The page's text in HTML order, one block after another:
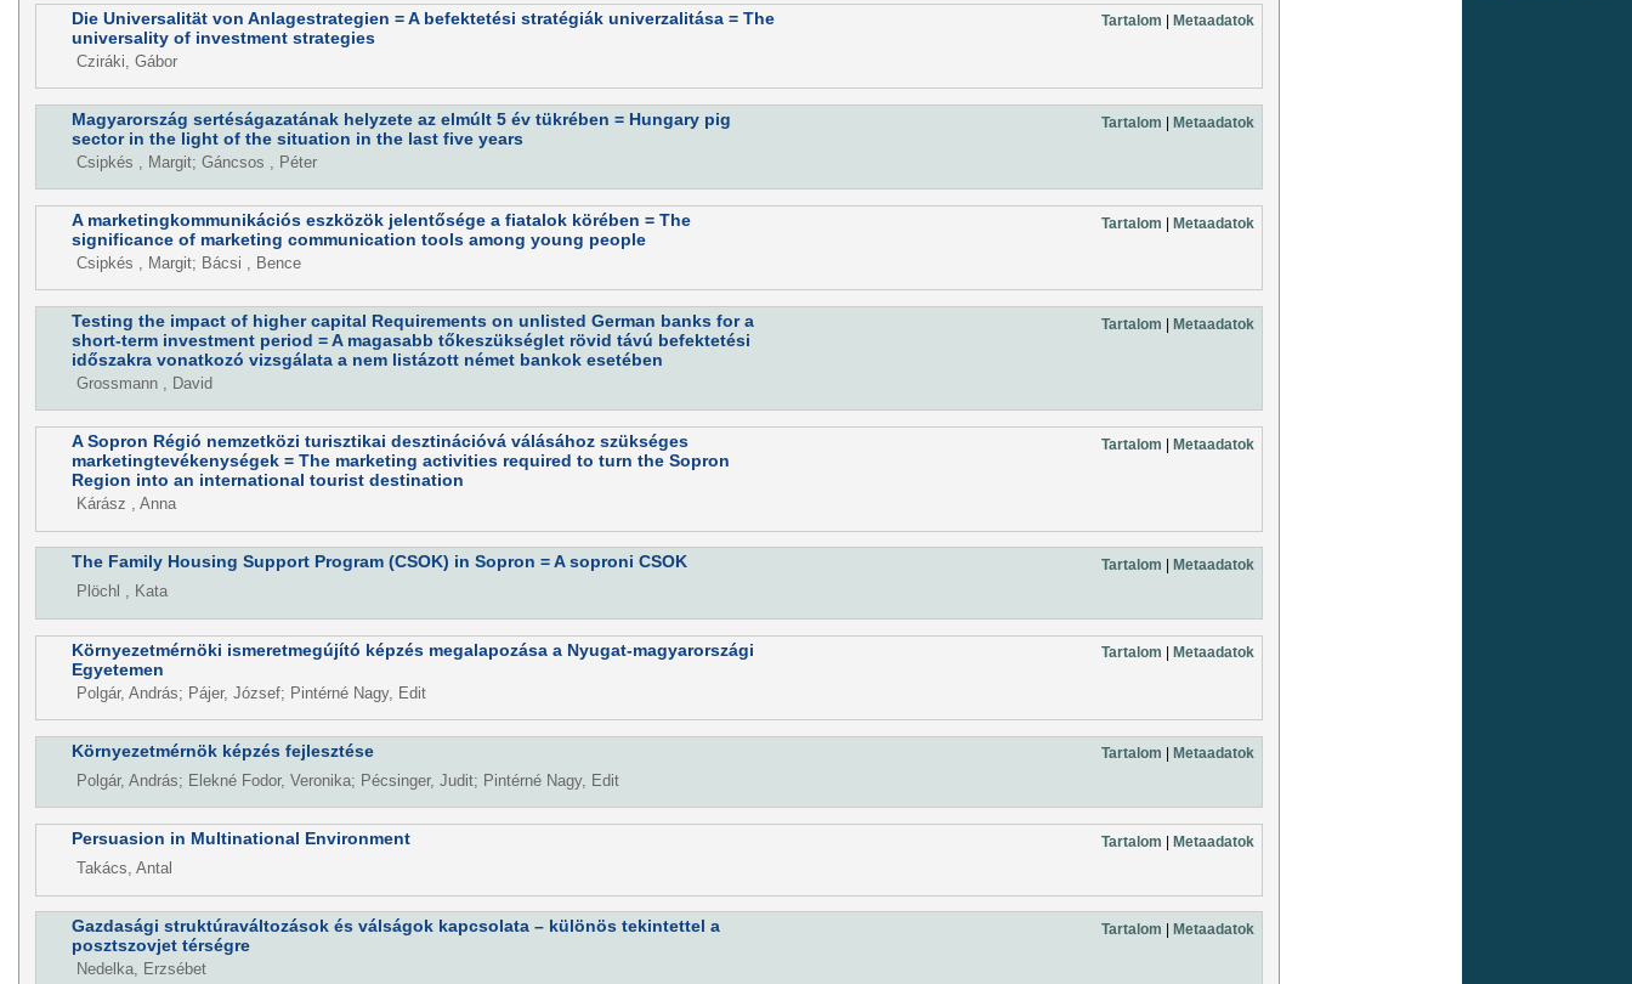
Die Universalität von Anlagestrategien = A befektetési stratégiák univerzalitása = The
universality of investment strategies
Tartalom Metaadatok
Cziráki, Gábor
Magyarország sertéságazatának helyzete az elmúlt 5 év tükrében = Hungary pig
sector in the light of the situation in the last five years
Tartalom | Metaadatok
Csipkés , Margit; Gáncsos , Péter
A marketingkommunikációs eszközök jelentősége a fiatalok körében = The
significance of marketing communication tools among young people
Tartalom | Metaadatok
Csipkés , Margit; Bácsi , Bence
Testing the impact of higher capital Requirements on unlisted German banks for a
short-term investment period = A magasabb tőkeszükséglet rövid távú befektetési
időszakra vonatkozó vizsgálata a nem listázott német bankok esetében
Tartalom | Metaadatok
Grossmann , David
A Sopron Régió nemzetközi turisztikai desztinációvá válásához szükséges
marketingtevékenységek = The marketing activities required to turn the Sopron
Region into an international tourist destination
Tartalom | Metaadatok
Kárász , Anna
The Family Housing Support Program (CSOK) in Sopron = A soproni CSOK Tartalom Metaadatok
Plöchl , Kata
Környezetmérnöki ismeretmegújító képzés megalapozása a Nyugat-magyarországi
Egyetemen
Tartalom Metaadatok
Polgár, András; Pájer, József; Pintérné Nagy, Edit
Környezetmérnök képzés fejlesztése Tartalom Metaadatok
Polgár, András; Elekné Fodor, Veronika; Pécsinger, Judit; Pintérné Nagy, Edit
Persuasion in Multinational Environment Tartalom | Metaadatok
Takács, Antal
Gazdasági struktúraváltozások és válságok kapcsolata – különös tekintettel a
posztszovjet térségre
Tartalom Metaadatok
Nedelka, Erzsébet